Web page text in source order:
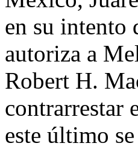
en su intento
autoriza a
Robert H.
contrarrestar
este último